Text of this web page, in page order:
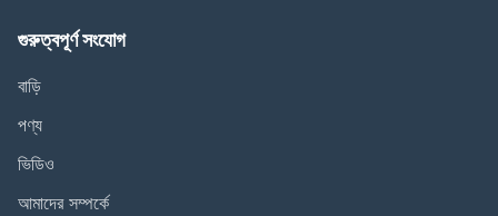
গুরুত্বপূর্ণ সংযোগ
বাড়ি
পণ্য
ভিডিও
আমাদের সম্পর্কে